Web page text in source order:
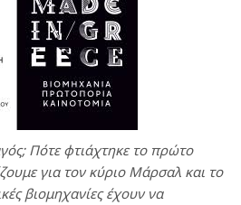
Πότε φτιάχτηκε το πρώτο
για τον κύριο Μάρσαλ και το
βιομηχανίες έχουν να